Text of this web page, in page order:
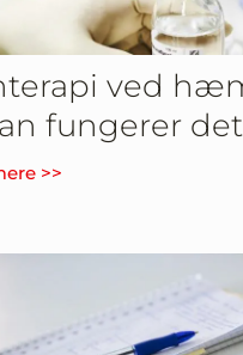
ved
fungerer det
>>